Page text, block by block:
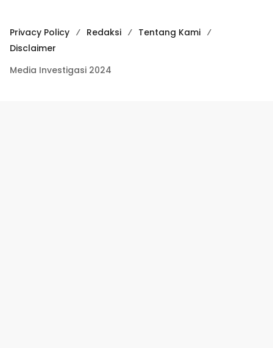
Privacy Policy Redaksi
Tentang Kami
Disclaimer
Media Investigasi 2024